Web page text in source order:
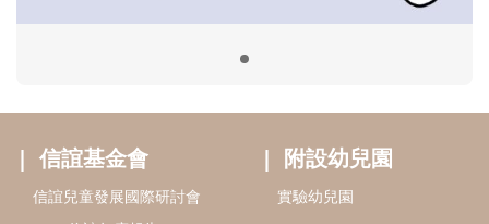
2024信誼年度報告
好孕袋
分齡育兒電子報